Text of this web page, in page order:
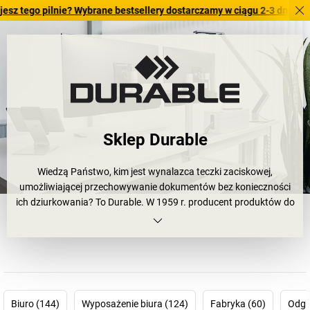
pilnie? Wybrane bestsellery dostarczamy w ciągu 2-3 dni roboczych.
Sklep Durable
Wiedzą Państwo, kim jest wynalazca teczki zaciskowej,
umożliwiającej przechowywanie dokumentów bez konieczności
ich dziurkowania? To Durable. W 1959 r. producent produktów do
organizacji biura i prezentacji wprowadził na rynek opatentowaną
produktów z obszaru bindowania, segregowania i sortowania
Biuro (144) Wyposażenie biura (124) Fabryka (60)